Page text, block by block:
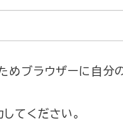
ブラウザーに自分の
てください。